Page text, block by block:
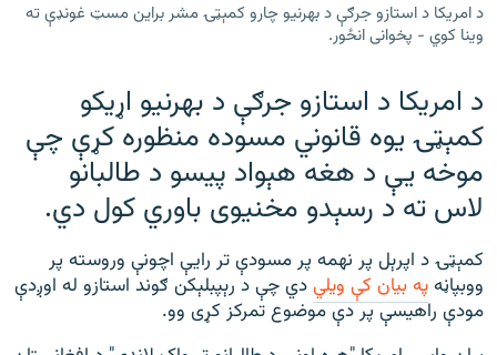
د ازادې اروپا راډیو ټولې ووبپاڼې
د امریکا د استازو جرګې د بهرنیو چارو کمېټۍ مشر براین مسټ غونډې ته
وینا کوي - پخوانی انځور.
د امریکا د استازو جرګې د بهرنیو اړیکو
کمېټۍ یوه قانوني مسوده منظوره کړې چې
موخه یې د هغه هېواد پیسو د طالبانو
لاس ته د رسېدو مخنیوی باوري کول دي.
کمېټۍ د اپرېل پر نهمه پر مسودې تر رایې اچونې وروسته پر
ووبپاڼهپه بیان کې ویليدي چې د رېپبلېکن ګوند استازو له اوږدې
مودې راهیسې پر دې موضوع تمرکز کړی وو.